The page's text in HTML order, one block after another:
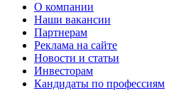
О компании
Наши вакансии
Партнерам
Реклама на сайте
Новости и статьи
Инвесторам
Кандидаты по профессиям